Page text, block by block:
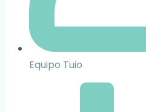
Equipo Tuio